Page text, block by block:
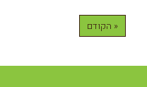
« הקודם